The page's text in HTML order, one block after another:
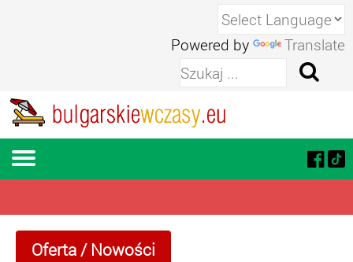
Powered by Translate
Oferta/ Nowości